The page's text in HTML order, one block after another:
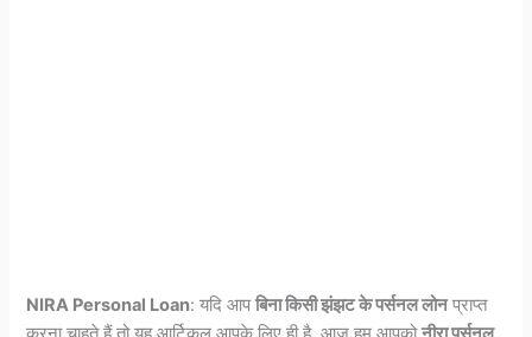
NIRA Personal Loan: यदि आपबिना किसी झंझट के पर्सनल लोनप्राप्त